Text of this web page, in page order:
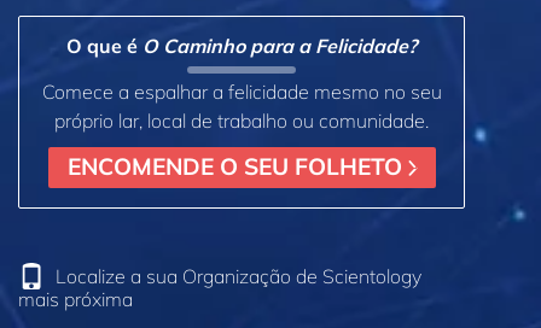
O que é O Caminho para a Felicidade?
Comece a espalhar a felicidade mesmo no seu
próprio lar, local de trabalho ou comunidade.
ENCOMENDE O SEU FOLHETO
Localize a sua Organização de Scientology
mais próxima